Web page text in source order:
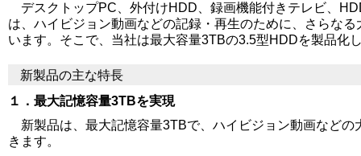
デスクトップPC、外付けHDD、録画機能付きテレビ、
は、ハイビジョン動画などの記録・再生のために、さらな
います。そこで、当社は最大容量3TBの3.5型HDDを製品化
新製品の主な特長
１．最大記憶容量3TBを実現
新製品は、最大記憶容量3TBで、ハイビジョン動画などの
きます。